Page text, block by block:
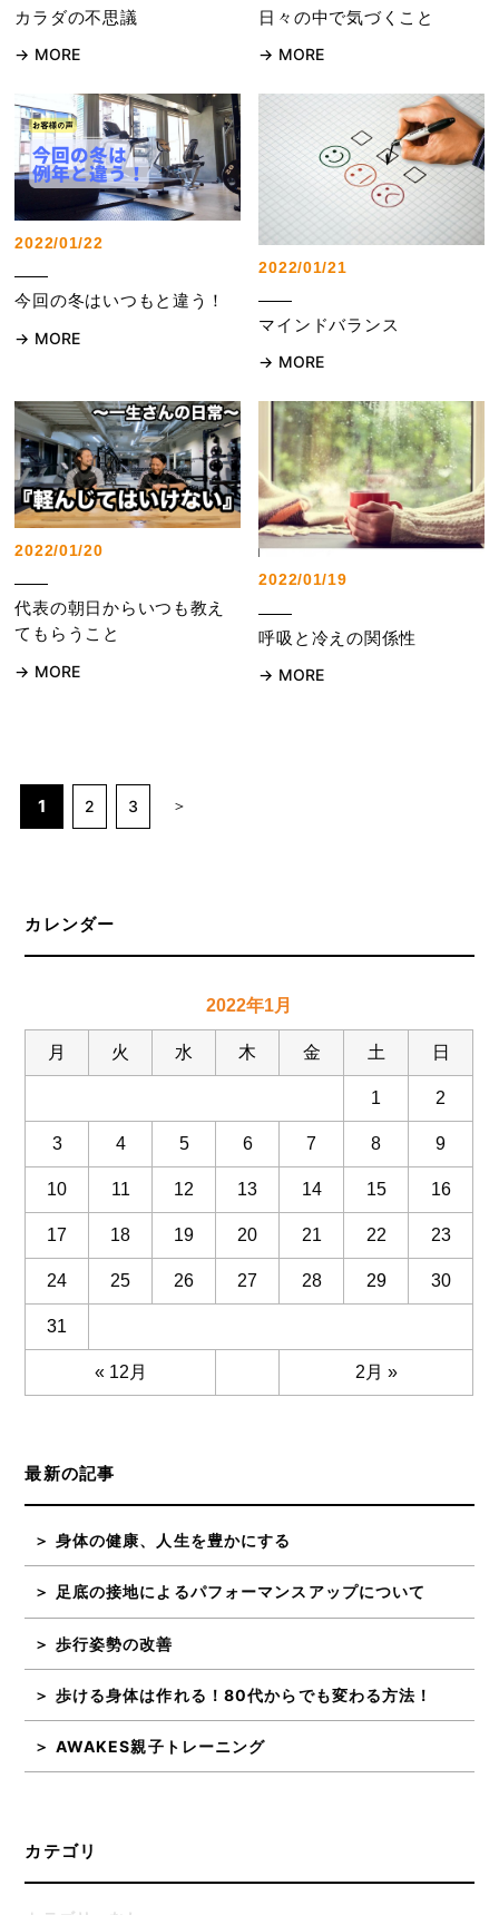
カレンダー
2022年1月
月 火 水 木 金 土 日
« 12月 2月 »
1 2
3 4 5 6 7 8 9
10 11 12 13 14 15 16
17 18 19 20 21 22 23
24 25 26 27 28 29 30
31
最新の記事
身体の健康、人生を豊かにする
足底の接地によるパフォーマンスアップについて
歩行姿勢の改善
歩ける身体は作れる！80代からでも変わる方法！
AWAKES親子トレーニング
カテゴリ
カラダの不思議
MORE
日々の中で気づくこと
MORE
2022/01/22
今回の冬はいつもと違う！
MORE
2022/01/21
マインドバランス
MORE
2022/01/20
代表の朝日からいつも教え
てもらうこと
MORE
2022/01/19
呼吸と冷えの関係性
MORE
1 2 3